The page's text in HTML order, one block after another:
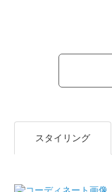
スタイリング